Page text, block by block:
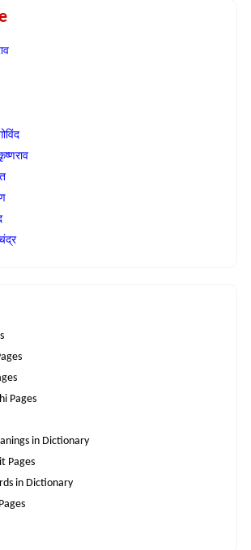
Pages
in Dictionary
Pages
in Dictionary